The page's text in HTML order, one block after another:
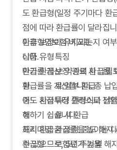
도 환급형(일정 주기마다 환
점에 따라 환급률이 달라집
이후 보장이 유지되는지 여
니다.
환급률 계산: 약관의 환급률
환급률을 계산합니다. 총 납
어느 시점부터 플러스로 전
해하기 쉽습니다.
해지 환급금 점검: 중도 해
수 있으므로, 5년 주기별 해
환급형암보험 비교표
상품 유형특징
만기 환급
형
보장 종료 시 납입
료 일부 환급
중도 환급
형
특정 연령이나 납
료 시 환급
프리미엄
환급형
환급률을 높이는
보험료가 높음